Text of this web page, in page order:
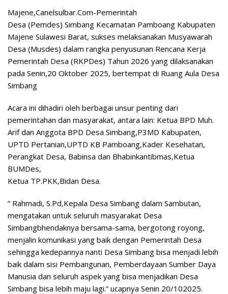
Majene,Canelsulbar.Com-Pemerintah
Desa (Pemdes) Simbang Kecamatan Pamboang Kabupaten
Majene Sulawesi Barat, sukses melaksanakan Musyawarah
Desa (Musdes) dalam rangka penyusunan Rencana Kerja
Pemerintah Desa (RKPDes) Tahun 2026 yang dilaksanakan
pada Senin,20 Oktober 2025, bertempat di Ruang Aula Desa
Simbang
Acara ini dihadiri oleh berbagai unsur penting dari
pemerintahan dan masyarakat, antara lain: Ketua BPD Muh.
Arif dan Anggota BPD Desa Simbang,P3MD Kabupaten,
UPTD Pertanian,UPTD KB Pamboang,Kader Kesehatan,
Perangkat Desa, Babinsa dan Bhabinkantibmas,Ketua
BUMDes,
Ketua TP.PKK,Bidan Desa.
” Rahmadi, S.Pd,Kepala Desa Simbang dalam Sambutan,
mengatakan untuk seluruh masyarakat Desa
Simbangbhendaknya bersama-sama, bergotong royong,
menjalin komunikasi yang baik dengan Pemerintah Desa
sehingga kedepannya nanti Desa Simbang bisa menjadi lebih
baik dalam sisi Pembangunan, Pemberdayaan Sumber Daya
Manusia dan seluruh aspek yang bisa menjadikan Desa
Simbang bisa lebih maju lagi.” ucapnya Senin 20/102025.